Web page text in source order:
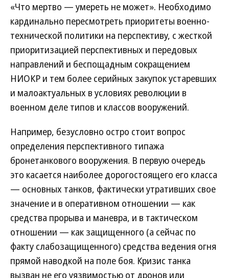
«Что мертво — умереть не может». Необходимо
кардинально пересмотреть приоритеты военно-
технической политики на перспективу, с жесткой
приоритизацией перспективных и передовых
направлений и беспощадным сокращением
НИОКР и тем более серийных закупок устаревших
и малоактуальных в условиях революции в
военном деле типов и классов вооружений.
Например, безусловно остро стоит вопрос
определения перспективного типажа
бронетанкового вооружения. В первую очередь
это касается наиболее дорогостоящего его класса
— основных танков, фактически утративших свое
значение и в оперативном отношении — как
средства прорыва и маневра, и в тактическом
отношении — как защищенного (а сейчас по
факту слабозащищенного) средства ведения огня
прямой наводкой на поле боя. Кризис танка
вызван не его уязвимостью от дронов или